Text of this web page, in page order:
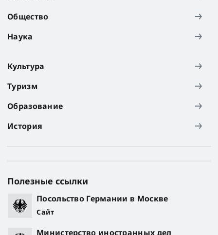
Общество
Наука
Культура
Туризм
Образование
История
Полезные ссылки
Посольство Германии в Москве
Сайт
Министерство иностранных дел